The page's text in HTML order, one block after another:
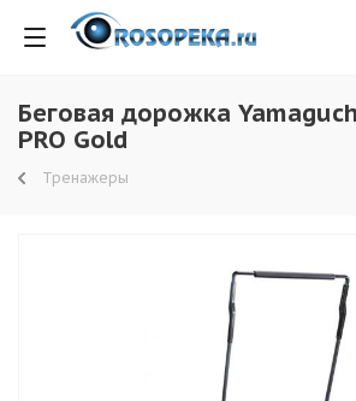
Беговая дорожка
PRO Gold
Тренажеры